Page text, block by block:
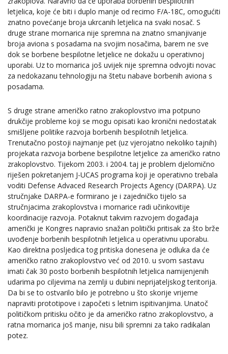
letjelica, koje će biti i duplo manje od recimo F/A-18C, omogućiti
znatno povećanje broja ukrcanih letjelica na svaki nosač. S
druge strane mornarica nije spremna na znatno smanjivanje
broja aviona s posadama na svojim nosačima, barem ne sve
dok se borbene bespilotne letjelice ne dokažu u operativnoj
uporabi. Uz to mornarica još uvijek nije spremna odvojiti novac
za nedokazanu tehnologiju na štetu nabave borbenih aviona s
posadama.
S druge strane američko ratno zrakoplovstvo ima potpuno
drukčije probleme koji se mogu opisati kao kronični nedostatak
smišljene politike razvoja borbenih bespilotnih letjelica.
Trenutačno postoji najmanje pet (uz vjerojatno nekoliko tajnih)
projekata razvoja borbene bespilotne letjelice za američko ratno
zrakoplovstvo. Tijekom 2003. i 2004. taj je problem djelomično
riješen pokretanjem J-UCAS programa koji je operativno trebala
voditi Defense Advaced Research Projects Agency (DARPA). Uz
stručnjake DARPA-e formirano je i zajedničko tijelo sa
stručnjacima zrakoplovstva i mornarice radi učinkovitije
koordinacije razvoja. Potaknut takvim razvojem događaja
američki je Kongres napravio snažan politički pritisak za što brže
uvođenje borbenih bespilotnih letjelica u operativnu uporabu.
Kao direktna posljedica tog pritiska donesena je odluka da će
američko ratno zrakoplovstvo već od 2010. u svom sastavu
imati čak 30 posto borbenih bespilotnih letjelica namijenjenih
udarima po ciljevima na zemlji u dubini neprijateljskog teritorija.
Da bi se to ostvarilo bilo je potrebno u što skorije vrijeme
napraviti prototipove i započeti s letnim ispitivanjima. Unatoč
političkom pritisku očito je da američko ratno zrakoplovstvo, a
ratna mornarica još manje, nisu bili spremni za tako radikalan
potez.